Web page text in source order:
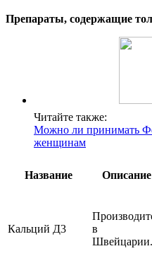
Препараты, содержащие
Читайте также:
Можно ли принимать
женщинам
Название Описание
Кальций Д3
в
Швейцарии.